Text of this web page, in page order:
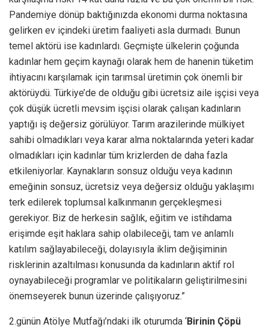
Pandemiye dönüp baktığınızda ekonomi durma noktasına
gelirken ev içindeki üretim faaliyeti asla durmadı. Bunun
temel aktörü ise kadınlardı. Geçmişte ülkelerin çoğunda
kadınlar hem geçim kaynağı olarak hem de hanenin tüketim
ihtiyacını karşılamak için tarımsal üretimin çok önemli bir
aktörüydü. Türkiye’de de olduğu gibi ücretsiz aile işçisi veya
çok düşük ücretli mevsim işçisi olarak çalışan kadınların
yaptığı iş değersiz görülüyor. Tarım arazilerinde mülkiyet
sahibi olmadıkları veya karar alma noktalarında yeteri kadar
olmadıkları için kadınlar tüm krizlerden de daha fazla
etkileniyorlar. Kaynakların sonsuz olduğu veya kadının
emeğinin sonsuz, ücretsiz veya değersiz olduğu yaklaşımı
terk edilerek toplumsal kalkınmanın gerçekleşmesi
gerekiyor. Biz de herkesin sağlık, eğitim ve istihdama
erişimde eşit haklara sahip olabileceği, tam ve anlamlı
katılım sağlayabileceği, dolayısıyla iklim değişiminin
risklerinin azaltılması konusunda da kadınların aktif rol
oynayabileceği programlar ve politikaların geliştirilmesini
önemseyerek bunun üzerinde çalışıyoruz.”
2.günün Atölye Mutfağı’ndaki ilk oturumda ‘Birinin Çöpü